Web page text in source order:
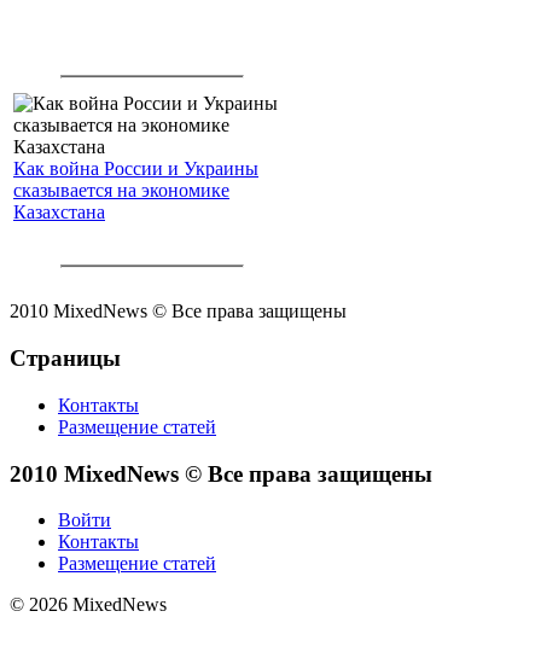
Как война России и Украины
сказывается на экономике
Казахстана
2010 MixedNews © Все права защищены
Страницы
Контакты
Размещение статей
2010 MixedNews © Все права защищены
Войти
Контакты
Размещение статей
© 2026 MixedNews